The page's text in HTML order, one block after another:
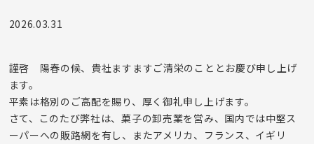
採用情報
2026.03.31
謹啓 陽春の候、貴社ますますご清栄のこととお慶び申し上げ
ます。
平素は格別のご高配を賜り、厚く御礼申し上げます。
さて、このたび弊社は、菓子の卸売業を営み、国内では中堅ス
ーパーへの販路網を有し、またアメリカ、フランス、イギリ